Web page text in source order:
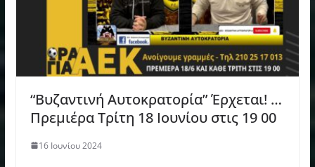
“Βυζαντινή Αυτοκρατορία” Έρχεται! …
Πρεμιέρα Τρίτη 18 Ιουνίου στις 19 00
16 Ιουνίου 2024